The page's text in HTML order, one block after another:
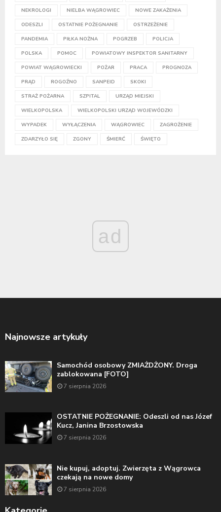
NEKROLOGI NIELBA WĄGROWIEC NOWE ZAKAŻENIA
ODESZLI OSTATNIE POŻEGNANIE OSTRZEŻENIE
PANDEMIA PIŁKA NOŻNA POGRZEB POLICJA
POLSKA POMOC POWIATOWY INSPEKTOR SANITARNY
POWIAT WĄGROWIECKI POŻAR PRACA PROGNOZA
PRĄD ROGOŹNO SANPEID SKOKI
STRAŻ POŻARNA SZPITAL URZĄD MIEJSKI
WIELKOPOLSKA WIELKOPOLSKI URZĄD WOJEWÓDZKI
WYPADEK WYŁĄCZENIA WĄGROWIEC ZAGROŻENIE
ZDARZYŁO SIĘ ZGONY ŚMIERĆ ŚWIĘTO
ad
Najnowsze artykuły
Samochód osobowy ZMIAŻDŻONY. Droga
zablokowana [FOTO]
7 sierpnia 2026
OSTATNIE POŻEGNANIE: Odeszli od nas Józef
Kucz, Janina Brzostowska
7 sierpnia 2026
Nie kupuj, adoptuj. Zwierzęta z Wągrowca
czekają na nowe domy
7 sierpnia 2026